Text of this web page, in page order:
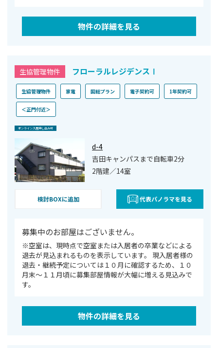
物件の詳細を見る
生協管理物件 フローラルレジデンスⅠ
生協管理物件 家電 国総プラン 電子契約可 1年契約可
＜正門付近＞
オンライン⼊居申し込み可
d-4
吉田キャンパスまで自転車2分
2階建／14室
検討BOXに追加 代表パノラマを見る
募集中のお部屋はございません。
※空室は、現時点で空室または⼊居者の卒業などによる
退去が⾒込まれるものを表⽰しています。 現入居者様の
退去・継続予定については１０月に確認するため、１０
月末～１１月頃に募集部屋情報が大幅に増える見込みで
す。
物件の詳細を見る